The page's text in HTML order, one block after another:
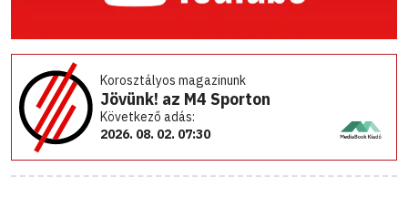
Korosztályos magazinunk
Jövünk! az M4 Sporton
Következő adás:
2026. 08. 02. 07:30